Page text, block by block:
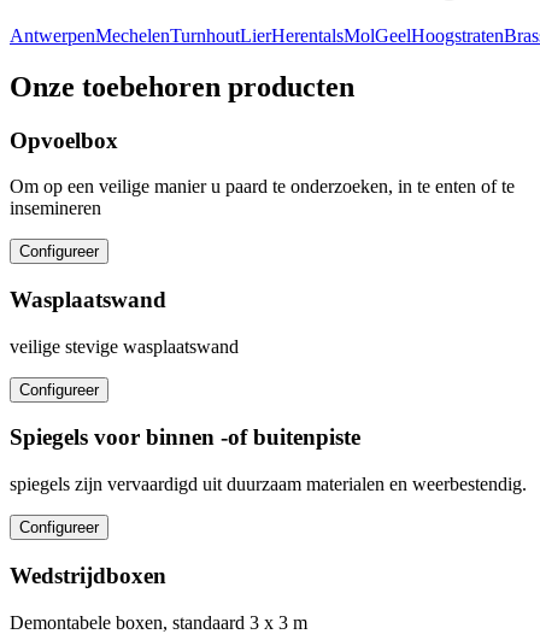
AntwerpenMechelenTurnhoutLierHerentalsMolGeelHoogstraten
Onze toebehoren producten
Opvoelbox
Om op een veilige manier u paard te onderzoeken, in te enten of te
insemineren
Configureer
Wasplaatswand
veilige stevige wasplaatswand
Configureer
Spiegels voor binnen -of buitenpiste
spiegels zijn vervaardigd uit duurzaam materialen en weerbestendig.
Configureer
Wedstrijdboxen
Demontabele boxen, standaard 3 x 3 m